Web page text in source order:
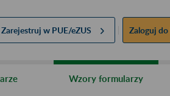
Zarejestruj w PUE/eZUS Zaloguj do
Wzory formularzy